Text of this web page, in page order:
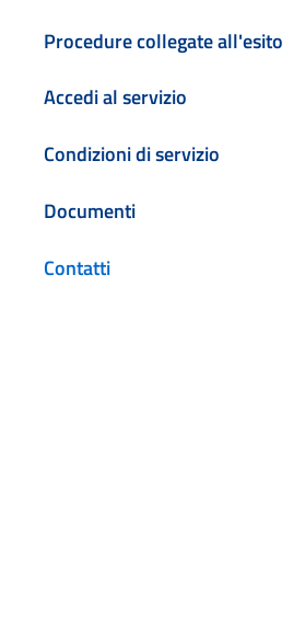
Procedure collegate all'esito
Accedi al servizio
Condizioni di servizio
Documenti
Contatti